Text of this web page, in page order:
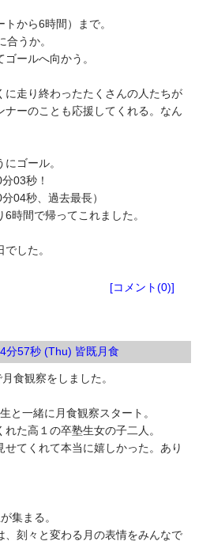
から6時間）まで。
うか。
ールへ向かう。
に走り終わったたくさんの人たちが
ナーのことも応援してくれる。なん
ゴール。
03秒！
04秒、過去最長）
時間で帰ってこれました。
した。
[コメント(0)]
57秒 (Thu) 皆既月食
食観察をしました。
と一緒に月食観察スタート。
た高１の卒塾生女の子二人。
せてくれて本当に嬉しかった。あり
集まる。
、刻々と変わる月の表情をみんなで